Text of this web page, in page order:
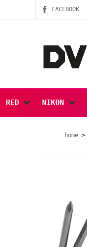
FACEBOOK
RED NIKON
home >
수량증가
수량감소